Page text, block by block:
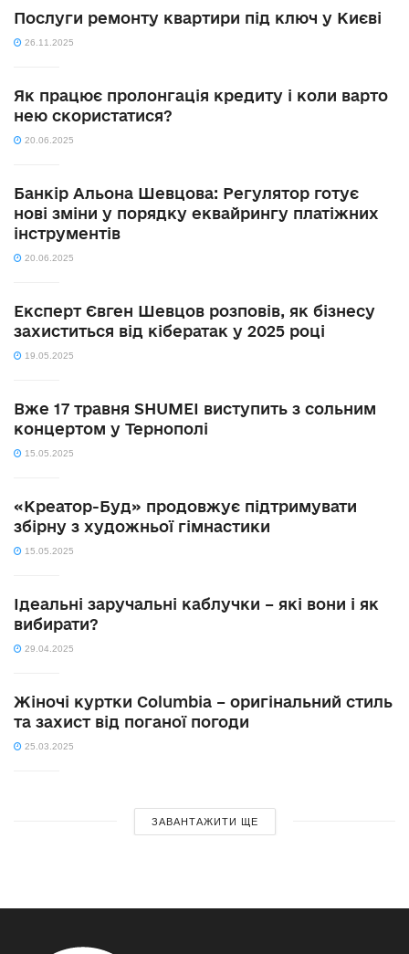
Послуги ремонту квартири під ключ у Києві
26.11.2025
Як працює пролонгація кредиту і коли варто
нею скористатися?
20.06.2025
Банкір Альона Шевцова: Регулятор готує
нові зміни у порядку еквайрингу платіжних
інструментів
20.06.2025
Експерт Євген Шевцов розповів, як бізнесу
захиститься від кібератак у 2025 році
19.05.2025
Вже 17 травня SHUMEI виступить з сольним
концертом у Тернополі
15.05.2025
«Креатор-Буд» продовжує підтримувати
збірну з художньої гімнастики
15.05.2025
Ідеальні заручальні каблучки – які вони і як
вибирати?
29.04.2025
Жіночі куртки Columbia – оригінальний стиль
та захист від поганої погоди
25.03.2025
ЗАВАНТАЖИТИ ЩЕ